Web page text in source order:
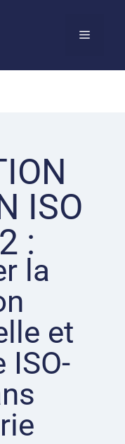
ISO
:
la
et
ISO-